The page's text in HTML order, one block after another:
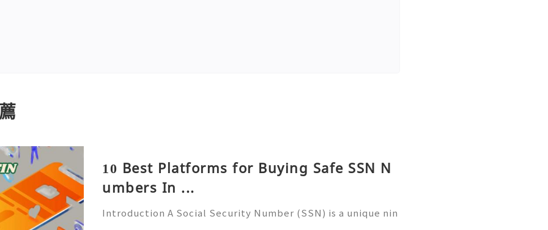
10 Best Platforms for Buying Safe SSN N
umbers In ...
Introduction A Social Security Number (SSN) is a unique nin